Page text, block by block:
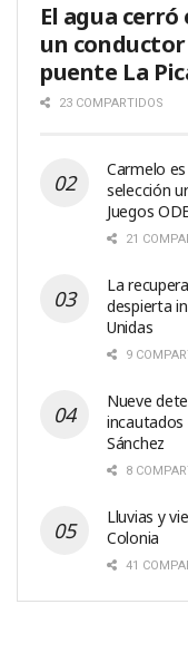
El agua cerró
un
puente La
23 COMPARTIDOS
Carmelo
selección
Juegos
21
La
despierta
Unidas
9
Nueve
incautados
Sánchez
8
Lluvias y
Colonia
41